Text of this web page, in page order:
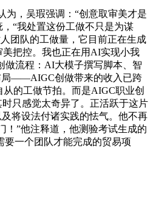
为，吴瑕强调：“创意取审美才是
“我处置这份工做不只是为谋
团队的工做量，它目前正在生成
把控。我也正在用AI实现小我
做流程：AI大模子撰写脚本、智
局——AIGC创做带来的收入已跨
的工做节拍。而是AIGC职业创
只感觉太奇异了。正活跃于这片
将设法付诸实践的怯气。他不再
！”他注释道，他测验考试生成的
一个团队才能完成的贸易项